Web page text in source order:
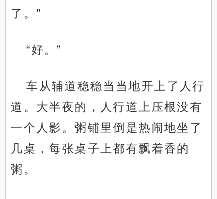
了。”
“好。”
车从辅道稳稳当当地开上了人行
道。大半夜的，人行道上压根没有
一个人影。粥铺里倒是热闹地坐了
几桌，每张桌子上都有飘着香的
粥。